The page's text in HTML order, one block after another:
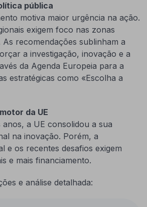
pública
motiva maior urgência na ação.
exigem foco nas zonas
recomendações sublinham a
a investigação, inovação e a
da Agenda Europeia para a
estratégicas como «Escolha a
da UE
a UE consolidou a sua
na inovação. Porém, a
e os recentes desafios exigem
e mais financiamento.
e análise detalhada: